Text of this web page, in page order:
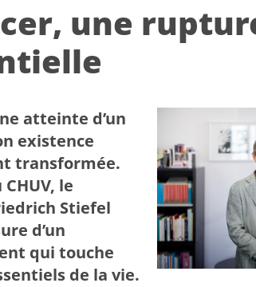
une
atteinte d’un
existence
transformée.
le
Stiefel
d’un
qui touche
de la vie.